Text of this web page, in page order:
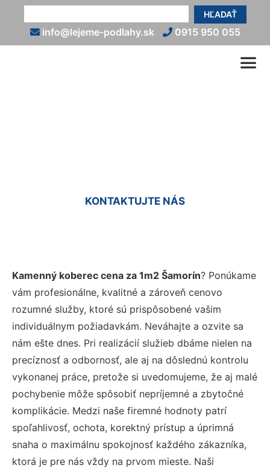
HĽADAŤ
info@lejeme-podlahy.sk 0915 950 055
KONTAKTUJTE NÁS
Kamenný koberec cena za 1m2 Šamorín? Ponúkame
vám profesionálne, kvalitné a zároveň cenovo
rozumné služby, ktoré sú prispôsobené vašim
individuálnym požiadavkám. Neváhajte a ozvite sa
nám ešte dnes. Pri realizácií služieb dbáme nielen na
precíznosť a odbornosť, ale aj na dôslednú kontrolu
vykonanej práce, pretože si uvedomujeme, že aj malé
pochybenie môže spôsobiť nepríjemné a zbytočné
komplikácie. Medzi naše firemné hodnoty patrí
spoľahlivosť, ochota, korektný prístup a úprimná
snaha o maximálnu spokojnosť každého zákazníka,
ktorá je pre nás vždy na prvom mieste. Naši